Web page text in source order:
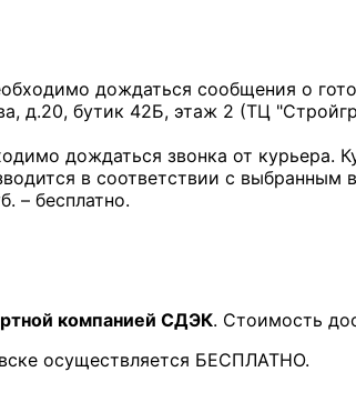
дождаться сообщения о
д.20, бутик 42Б, этаж 2 (ТЦ
дождаться звонка от курьера.
в соответствии с
– бесплатно.
компанией СДЭК. Стоимость
осуществляется БЕСПЛАТНО.